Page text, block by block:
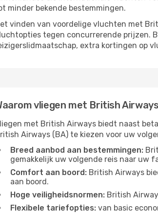
minder bekende bestemmingen.
vinden van voordelige vluchten met
tegen concurrerende prijzen.
extra kortingen op
vliegen met British
met British Airways biedt naast
Airways (BA) te kiezen voor uw
Breed aanbod aan bestemmingen:
gemakkelijk uw volgende reis naar uw
Comfort aan boord: British Airways
aan boord.
Hoge veiligheidsnormen: British
Flexibele tariefopties: van basic